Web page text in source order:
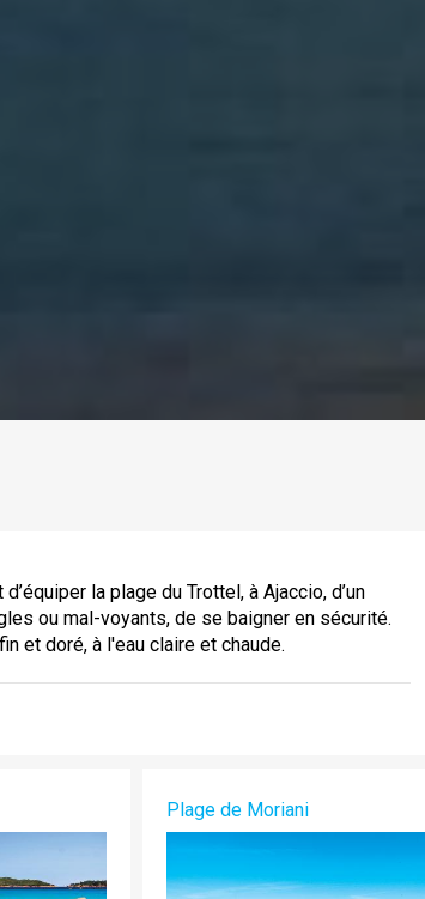
la plage du Trottel, à Ajaccio, d’un
ou mal-voyants, de se baigner en sécurité.
et doré, à l'eau claire et chaude.
Plage de Moriani